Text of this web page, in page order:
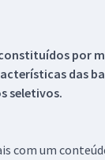
por
das
seletivos.
com um